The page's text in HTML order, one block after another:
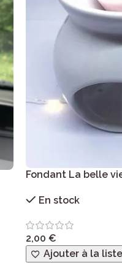
Fondant La belle
En stock
2,00 €
Ajouter à la